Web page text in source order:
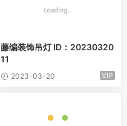
藤编装饰吊灯 ID：20230320
11
2023-03-20 VIP